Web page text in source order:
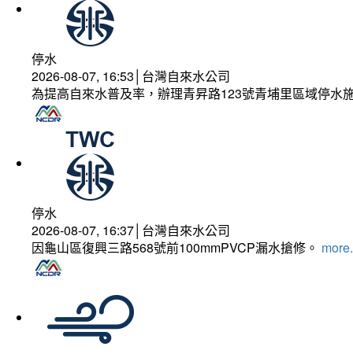
停水
2026-08-07, 16:53│台灣自來水公司
為提高自來水普及率，辦理青昇路123號青埔里區域停水
停水
2026-08-07, 16:37│台灣自來水公司
因龜山區復興三路568號前100mmPVCP漏水搶修。